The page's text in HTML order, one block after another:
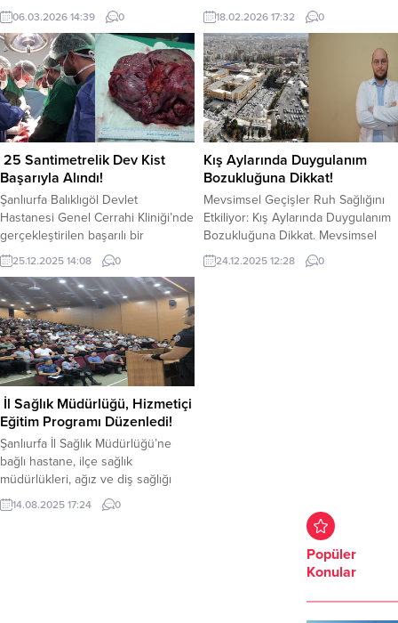
göz kapağı cerrahisi hakkında
bilgilendirmelerde bulundu.
Poliklinik başvurularında sık
karşılaşılan sağlık sorunlarından biri
olan göz kapağı düşüklüğünün,
hem görme fonksiyonlarını hem de
yüz ifadesini etkileyebildiği
belirtildi. Dr. Aday, göz kapağı
düşüklüğünün farklı...
06.03.2026 14:39 0
saatleri arasında ağız ve diş sağlığı
hizmetleri verilmeye başlandı.
Şanlıurfa İl Sağlık Müdürlüğü
tarafından düzenlenen uygulama
kapsamında, diş hastaneleri ve ağız
ve diş sağlığı merkezlerinde iftar
sonrasında da muayene ve tedavi
hizmetleri sunuluyor. Özellikle
gündüz saatlerinde oruç tutan
vatandaşlar için...
18.02.2026 17:32 0
25 Santimetrelik Dev Kist
Başarıyla Alındı!
Şanlıurfa Balıklıgöl Devlet
Hastanesi Genel Cerrahi Kliniği’nde
gerçekleştirilen başarılı bir
operasyonla, karın boşluğunda
yaklaşık 25 santimetre çapında
tespit edilen dev kist sorunsuz
şekilde çıkarıldı. Genel Cerrahi
Uzmanı Op. Dr. Osman Sinan
Özsezen tarafından
gerçekleştirilen ameliyat, yaklaşık
bir ay önce karın ağrısı ve belirgin
şişkinlik şikâyetleriyle polikliniğe
başvuran hastada yapılan detaylı...
25.12.2025 14:08 0
Kış Aylarında Duygulanım
Bozukluğuna Dikkat!
Mevsimsel Geçişler Ruh Sağlığını
Etkiliyor: Kış Aylarında Duygulanım
Bozukluğuna Dikkat. Mevsimsel
geçişler yalnızca hava koşullarını
değil, insan psikolojisini de
24.12.2025 12:28 0
İl Sağlık Müdürlüğü, Hizmetiçi
Eğitim Programı Düzenledi!
Şanlıurfa İl Sağlık Müdürlüğü’ne
bağlı hastane, ilçe sağlık
müdürlükleri, ağız ve diş sağlığı
merkezleri ile diğer sağlık
tesislerinde görev yapan güvenlik
14.08.2025 17:24 0
Popüler
Konular